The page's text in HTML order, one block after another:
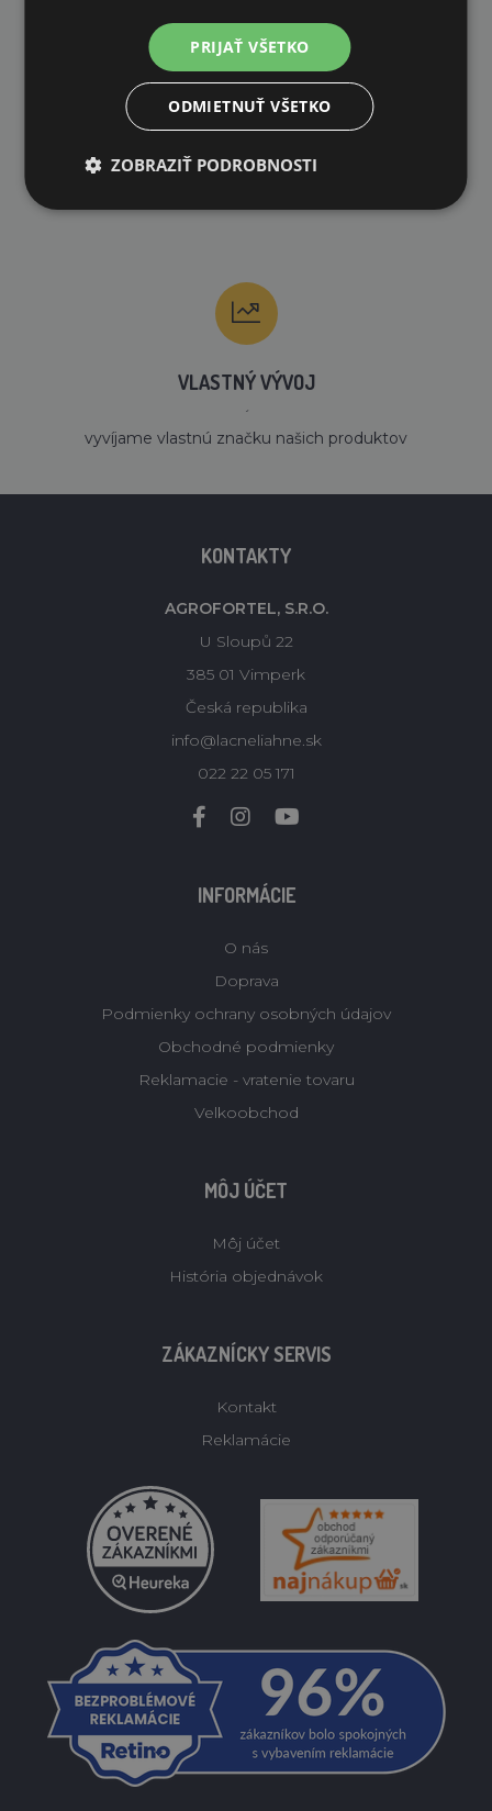
VLASTNÝ VÝVOJ
´
vyvíjame vlastnú značku našich produktov
KONTAKTY
AGROFORTEL, S.R.O.
U Sloupů 22
385 01 Vimperk
Česká republika
info@lacneliahne.sk
022 22 05 171
INFORMÁCIE
O nás
Doprava
Podmienky ochrany osobných údajov
Obchodné podmienky
Reklamacie - vratenie tovaru
Velkoobchod
MÔJ ÚČET
Môj účet
História objednávok
ZÁKAZNÍCKY SERVIS
Kontakt
Reklamácie
PRIJAŤ VŠETKO
ODMIETNUŤ VŠETKO
ZOBRAZIŤ PODROBNOSTI